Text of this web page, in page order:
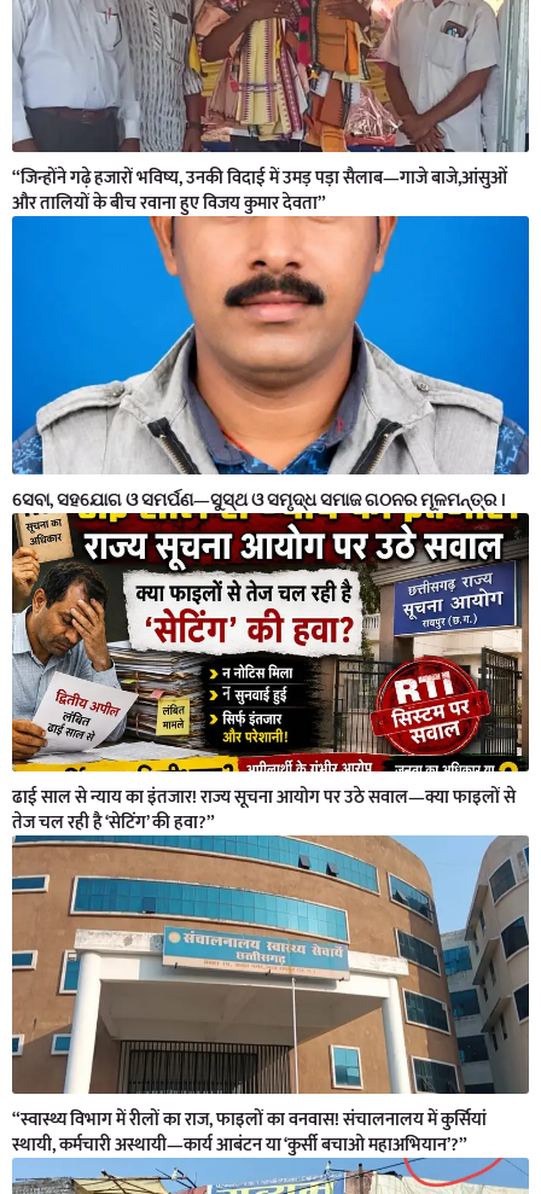
“जिन्होंने गढ़े हजारों भविष्य, उनकी विदाई में उमड़ पड़ा सैलाब—गाजे बाजे,आंसुओं
और तालियों के बीच रवाना हुए विजय कुमार देवता”
ସେବା, ସହଯୋଗ ଓ ସମର୍ପଣ—ସୁସ୍ଥ ଓ ସମୃଦ୍ଧ ସମାଜ ଗଠନର ମୂଳମନ୍ତ୍ର ।
ढाई साल से न्याय का इंतजार! राज्य सूचना आयोग पर उठे सवाल—क्या फाइलों से
तेज चल रही है ‘सेटिंग’ की हवा?”
“स्वास्थ्य विभाग में रीलों का राज, फाइलों का वनवास! संचालनालय में कुर्सियां
स्थायी, कर्मचारी अस्थायी—कार्य आबंटन या ‘कुर्सी बचाओ महाअभियान’?”